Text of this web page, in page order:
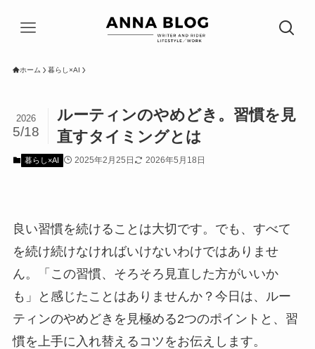
ホーム 暮らし×AI
ルーティンのやめどき。習慣を見
直すタイミングとは
2026
5/18
暮らし×AI 2025年2月25日 2026年5月18日
良い習慣を続けることは大切です。でも、すべて
を続け続けなければいけないわけではありませ
ん。「この習慣、そろそろ見直した方がいいか
も」と感じたことはありませんか？今日は、ルー
ティンのやめどきを見極める2つのポイントと、習
慣を上手に入れ替えるコツをお伝えします。